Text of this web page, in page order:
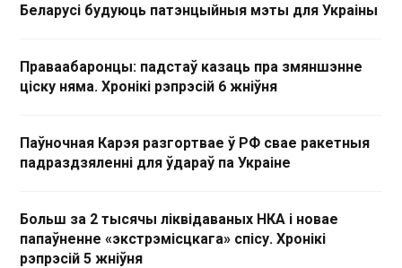
Беларусі будуюць патэнцыйныя мэты для Украіны
Праваабаронцы: падстаў казаць пра змяншэнне
ціску няма. Хронікі рэпрэсій 6 жніўня
Паўночная Карэя разгортвае ў РФ свае ракетныя
падраздзяленні для ўдараў па Украіне
Больш за 2 тысячы ліквідаваных НКА і новае
папаўненне «экстрэмісцкага» спісу. Хронікі
рэпрэсій 5 жніўня